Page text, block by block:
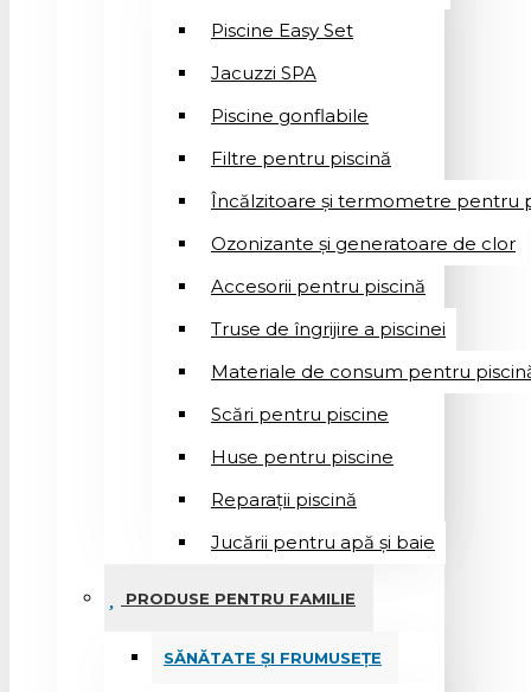
Piscine Easy Set
Jacuzzi SPA
Piscine gonflabile
Filtre pentru piscină
Încălzitoare și termometre pentru
Ozonizante și generatoare de clor
Accesorii pentru piscină
Truse de îngrijire a piscinei
Materiale de consum pentru
Scări pentru piscine
Huse pentru piscine
Reparații piscină
Jucării pentru apă și baie
PRODUSE PENTRU FAMILIE
SĂNĂTATE ȘI FRUMUSEȚE